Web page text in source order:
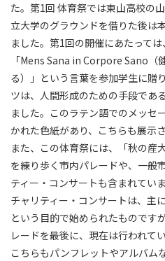
た。第1回 体育祭では東山高校の
立大学のグラウンドを借りた後は
ました。第1回の開催にあたって
「Mens Sana in Corpore Sano（
る）」という言葉を参加学生に贈
ツは、人間形成のための手段であ
ました。このラテン語でのメッセ
かれた色紙があり、こちらも展示
また、この体育祭には、「秋の産
を練り歩く市内パレードや、一般
ティー・コンサートも含まれてい
チャリティー・コンサートは、主
という目的で始められたものです
レードを最後に、現在は行われてい
こちらもパンフレットやアルバム